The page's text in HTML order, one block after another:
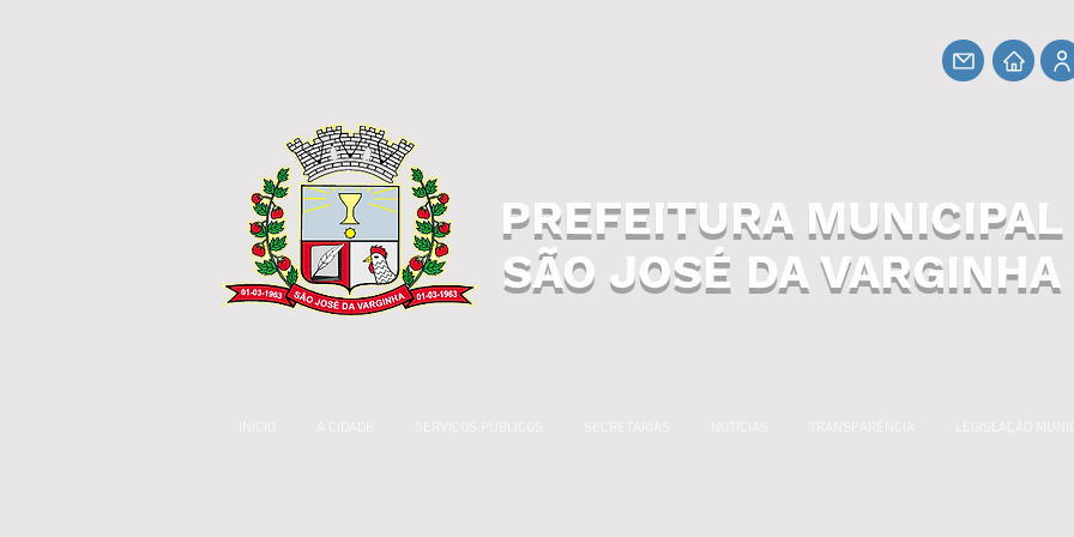
PREFEITURA MUNICIPAL
SÃO JOSÉ DA VARGINHA
A CIDADE SECRETARIAS NOTÍCIAS TRANSPARÊNCIA LEGISLAÇÃO